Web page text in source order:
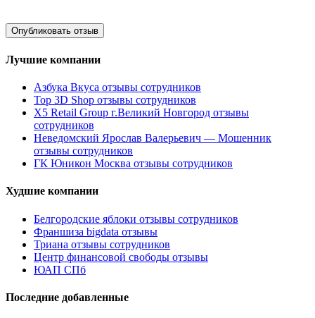
Лучшие компании
Азбука Вкуса отзывы сотрудников
Top 3D Shop отзывы сотрудников
X5 Retail Group г.Великий Новгород отзывы
сотрудников
Неведомский Ярослав Валерьевич — Мошенник
отзывы сотрудников
ГК Юникон Москва отзывы сотрудников
Худшие компании
Белгородские яблоки отзывы сотрудников
Франшиза bigdata отзывы
Триана отзывы сотрудников
Центр финансовой свободы отзывы
ЮАП СПб
Последние добавленные